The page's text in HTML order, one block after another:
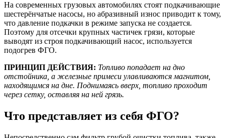
На современных грузовых автомобилях стоят подкачивающие
шестерёнчатые насосы, но абразивный износ приводит к тому,
что давление подкачки в режиме запуска не создается.
Поэтому для отсечки крупных частичек грязи, которые
выводят из строя подкачивающий насос, используется
подогрев ФГО.
ПРИНЦИП ДЕЙСТВИЯ: Топливо попадает на дно
отстойника, а железные примеси улавливаются магнитом,
находящимся на дне. Поднимаясь вверх, топливо проходит
через сетку, оставляя на ней грязь.
Что представляет из себя ФГО?